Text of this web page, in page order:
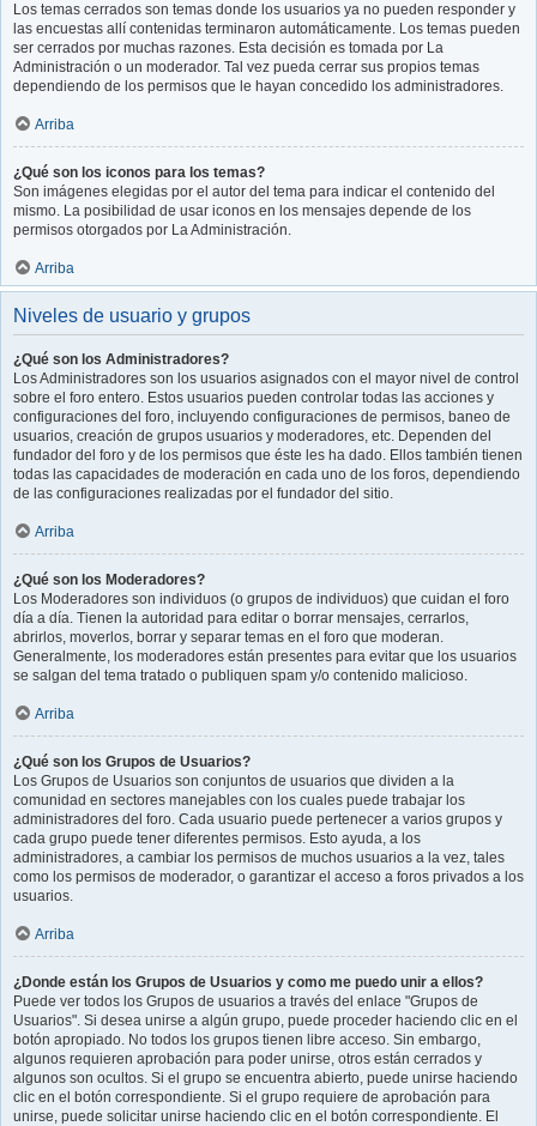
Los temas cerrados son temas donde los usuarios ya no pueden responder y
las encuestas allí contenidas terminaron automáticamente. Los temas pueden
ser cerrados por muchas razones. Esta decisión es tomada por La
Administración o un moderador. Tal vez pueda cerrar sus propios temas
dependiendo de los permisos que le hayan concedido los administradores.
Arriba
¿Qué son los iconos para los temas?
Son imágenes elegidas por el autor del tema para indicar el contenido del
mismo. La posibilidad de usar iconos en los mensajes depende de los
permisos otorgados por La Administración.
Arriba
Niveles de usuario y grupos
¿Qué son los Administradores?
Los Administradores son los usuarios asignados con el mayor nivel de control
sobre el foro entero. Estos usuarios pueden controlar todas las acciones y
configuraciones del foro, incluyendo configuraciones de permisos, baneo de
usuarios, creación de grupos usuarios y moderadores, etc. Dependen del
fundador del foro y de los permisos que éste les ha dado. Ellos también tienen
todas las capacidades de moderación en cada uno de los foros, dependiendo
de las configuraciones realizadas por el fundador del sitio.
Arriba
¿Qué son los Moderadores?
Los Moderadores son individuos (o grupos de individuos) que cuidan el foro
día a día. Tienen la autoridad para editar o borrar mensajes, cerrarlos,
abrirlos, moverlos, borrar y separar temas en el foro que moderan.
Generalmente, los moderadores están presentes para evitar que los usuarios
se salgan del tema tratado o publiquen spam y/o contenido malicioso.
Arriba
¿Qué son los Grupos de Usuarios?
Los Grupos de Usuarios son conjuntos de usuarios que dividen a la
comunidad en sectores manejables con los cuales puede trabajar los
administradores del foro. Cada usuario puede pertenecer a varios grupos y
cada grupo puede tener diferentes permisos. Esto ayuda, a los
administradores, a cambiar los permisos de muchos usuarios a la vez, tales
como los permisos de moderador, o garantizar el acceso a foros privados a los
usuarios.
Arriba
¿Donde están los Grupos de Usuarios y como me puedo unir a ellos?
Puede ver todos los Grupos de usuarios a través del enlace "Grupos de
Usuarios". Si desea unirse a algún grupo, puede proceder haciendo clic en el
botón apropiado. No todos los grupos tienen libre acceso. Sin embargo,
algunos requieren aprobación para poder unirse, otros están cerrados y
algunos son ocultos. Si el grupo se encuentra abierto, puede unirse haciendo
clic en el botón correspondiente. Si el grupo requiere de aprobación para
unirse, puede solicitar unirse haciendo clic en el botón correspondiente. El